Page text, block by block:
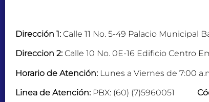
Dirección 1: Calle 11 No. 5-49 Palacio Municipal
Direccion 2: Calle 10 No. 0E-16 Edificio Centro
Horario de Atención: Lunes a Viernes de 7:00
Linea de Atención: PBX: (60) (7)5960051